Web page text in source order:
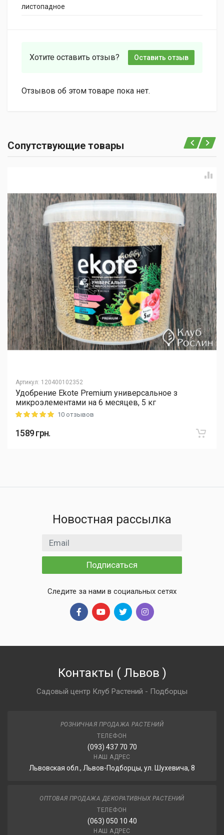
листопадное
Хотите оставить отзыв? Оставить отзыв
Отзывов об этом товаре пока нет.
Сопутствующие товары
Артикул: 120400102352
Удобрение Ekote Premium универсальное з
микроэлементами на 6 месяцев, 5 кг
Rating: 5 out of 510 отзывов
1589грн.
Новостная рассылка
Email адрес
Подписаться
Следите за нами в социальных сетях
Контакты ( Львов )
Садовый центр Клуб Растений - Подборцы
РОЗНИЧНАЯ ПРОДАЖА РАСТЕНИЙ
ТЕЛЕФОН
(093) 437 70 70
НАШ АДРЕС
Львовская обл., Львов-Подборцы, ул. Шухевича, 8
ОПТОВАЯ ПРОДАЖА ДЕКОРАТИВНЫХ РАСТЕНИЙ
ТЕЛЕФОН
(063) 050 10 40
НАШ АДРЕС